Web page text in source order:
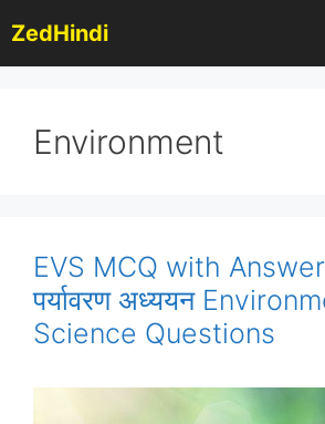
to
content
ZedHindi
Environment
EVS MCQ with
पर्यावरण अध्ययन
Science Questions